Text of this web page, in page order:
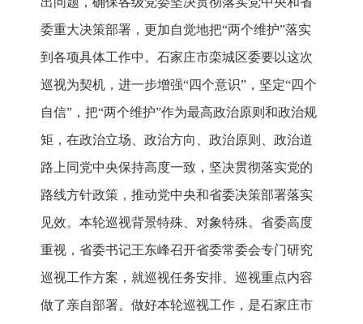
委重大决策部署，更加自觉地把“两个维护”落实
到各项具体工作中。石家庄市栾城区委要以这次
巡视为契机，进一步增强“四个意识”，坚定“四个
自信”，把“两个维护”作为最高政治原则和政治规
矩，在政治立场、政治方向、政治原则、政治道
路上同党中央保持高度一致，坚决贯彻落实党的
路线方针政策，推动党中央和省委决策部署落实
见效。本轮巡视背景特殊、对象特殊。省委高度
重视，省委书记王东峰召开省委常委会专门研究
巡视工作方案，就巡视任务安排、巡视重点内容
做了亲自部署。做好本轮巡视工作，是石家庄市